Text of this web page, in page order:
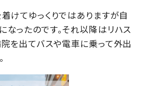
けてゆっくりではありますが自
なったのです。それ以降はリハス
院を出てバスや電車に乗って外出